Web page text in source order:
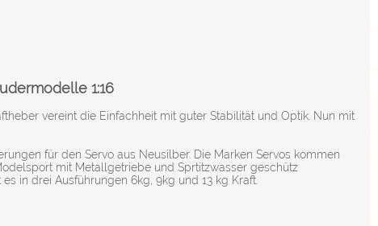
1:16
vereint die Einfachheit mit guter Stabilität und Optik. Nun mit
für den Servo aus Neusilber. Die Marken Servos kommen
mit Metallgetriebe und Sprtitzwasser geschütz
in drei Ausführungen 6kg, 9kg und 13 kg Kraft.